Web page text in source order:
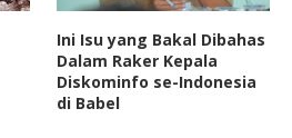
Ini Isu yang Bakal Dibahas
Dalam Raker Kepala
Diskominfo se-Indonesia
di Babel